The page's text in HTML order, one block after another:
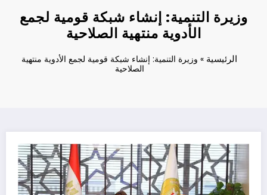
وزيرة التنمية: إنشاء شبكة قومية لجمع
الأدوية منتهية الصلاحية
الرئيسية » وزيرة التنمية: إنشاء شبكة قومية لجمع الأدوية منتهية
الصلاحية